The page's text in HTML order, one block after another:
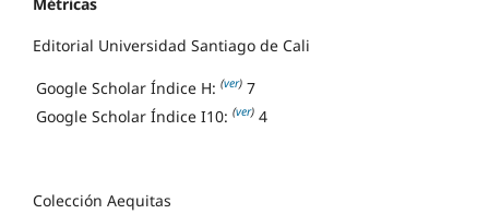
Editorial Universidad Santiago de Cali
Google Scholar Índice H: (ver) 7
Google Scholar Índice I10: (ver) 4
Colección Aequitas